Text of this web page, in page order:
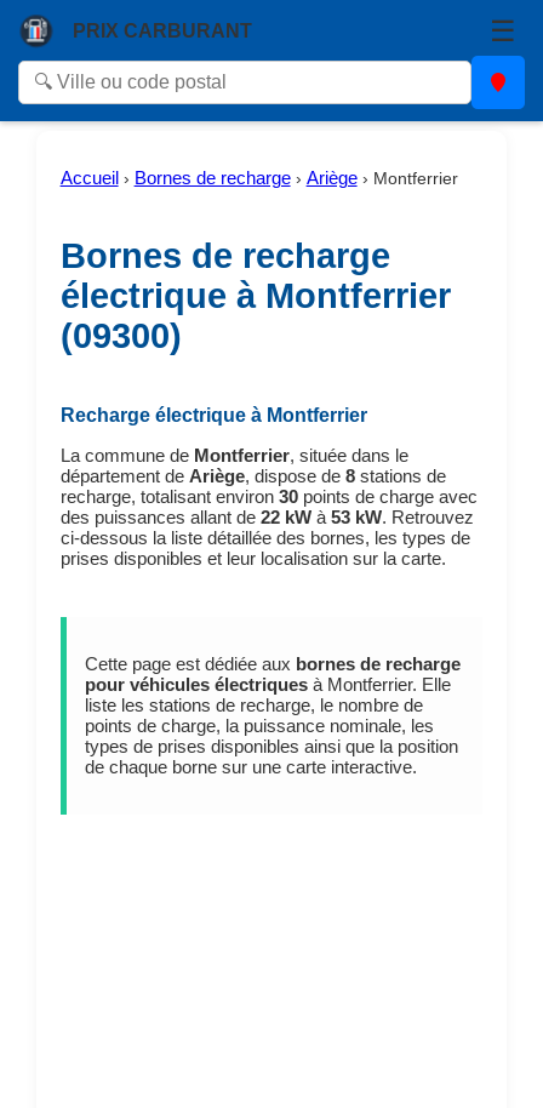
PRIX CARBURANT ☰
Accueil › Bornes de recharge› Ariège› Montferrier
Bornes de recharge
électrique à Montferrier
(09300)
Recharge électrique à Montferrier
La commune de Montferrier, située dans le
département de Ariège, dispose de 8stations de
recharge, totalisant environ 30points de charge avec
des puissances allant de 22 kWà 53 kW. Retrouvez
ci-dessous la liste détaillée des bornes, les types de
prises disponibles et leur localisation sur la carte.
Cette page est dédiée aux bornes de recharge
pour véhicules électriquesà Montferrier. Elle
liste les stations de recharge, le nombre de
points de charge, la puissance nominale, les
types de prises disponibles ainsi que la position
de chaque borne sur une carte interactive.